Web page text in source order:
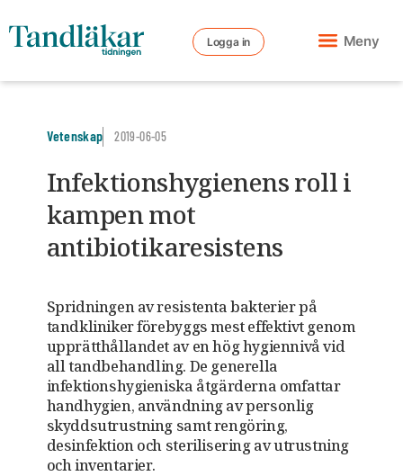
Logga in Meny
Vetenskap 2019-06-05
Infektionshygienens roll i
kampen mot
antibiotikaresistens
Spridningen av resistenta bakterier på
tandkliniker förebyggs mest effektivt genom
upprätthållandet av en hög hygiennivå vid
all tandbehandling. De generella
infektionshygieniska åtgärderna omfattar
handhygien, användning av personlig
skyddsutrustning samt rengöring,
desinfektion och sterilisering av utrustning
och inventarier.